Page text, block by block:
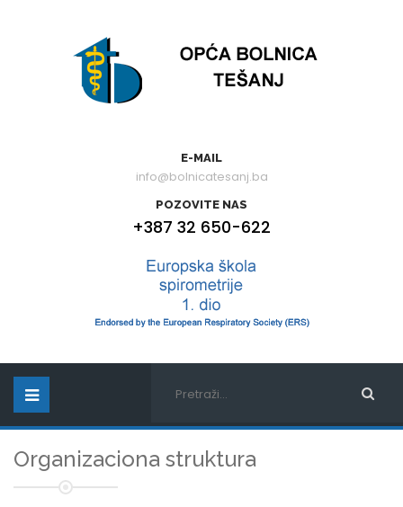
E-MAIL
info@bolnicatesanj.ba
POZOVITE NAS
+387 32 650-622
Organizaciona struktura